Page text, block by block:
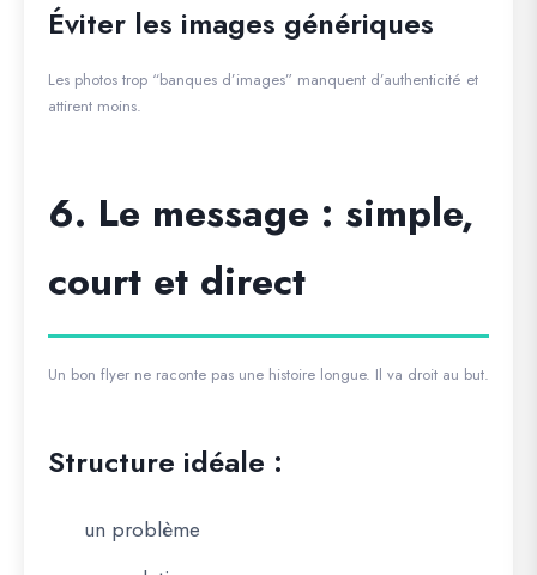
Éviter les images génériques
Les photos trop “banques d’images” manquent d’authenticité et
attirent moins.
6. Le message : simple,
court et direct
Un bon flyer ne raconte pas une histoire longue. Il va droit au but.
Structure idéale :
un problème